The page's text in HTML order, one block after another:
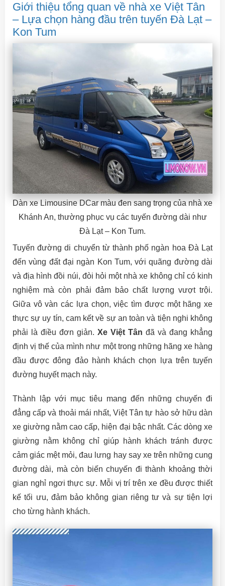
Giới thiệu tổng quan về nhà xe Việt Tân
– Lựa chọn hàng đầu trên tuyến Đà Lạt –
Kon Tum
Dàn xe Limousine DCar màu đen sang trọng của nhà xe
Khánh An, thường phục vụ các tuyến đường dài như
Đà Lạt – Kon Tum.
Tuyến đường di chuyển từ thành phố ngàn hoa Đà Lạt
đến vùng đất đại ngàn Kon Tum, với quãng đường dài
và địa hình đồi núi, đòi hỏi một nhà xe không chỉ có kinh
nghiệm mà còn phải đảm bảo chất lượng vượt trội.
Giữa vô vàn các lựa chọn, việc tìm được một hãng xe
thực sự uy tín, cam kết về sự an toàn và tiện nghi không
phải là điều đơn giản. Xe Việt Tân đã và đang khẳng
định vị thế của mình như một trong những hãng xe hàng
đầu được đông đảo hành khách chọn lựa trên tuyến
đường huyết mạch này.
Thành lập với mục tiêu mang đến những chuyến đi
đẳng cấp và thoải mái nhất, Việt Tân tự hào sở hữu dàn
xe giường nằm cao cấp, hiện đại bậc nhất. Các dòng xe
giường nằm không chỉ giúp hành khách tránh được
cảm giác mệt mỏi, đau lưng hay say xe trên những cung
đường dài, mà còn biến chuyến đi thành khoảng thời
gian nghỉ ngơi thực sự. Mỗi vị trí trên xe đều được thiết
kế tối ưu, đảm bảo không gian riêng tư và sự tiện lợi
cho từng hành khách.